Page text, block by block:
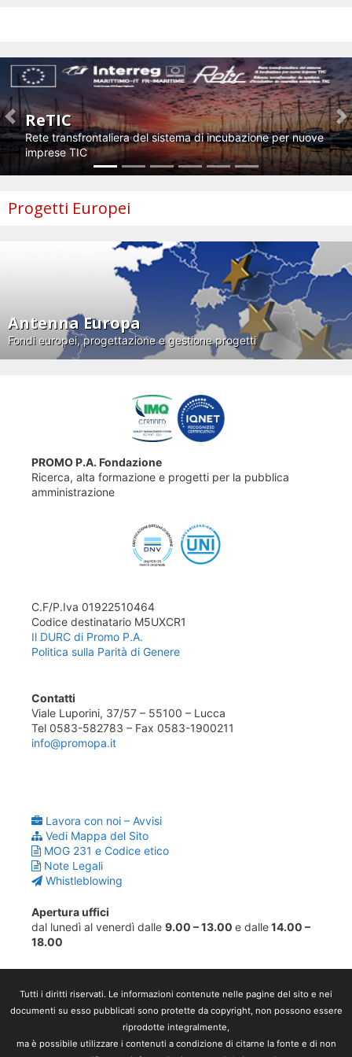
ReTIC
Rete transfrontaliera del sistema di incubazione per nuove
imprese TIC
Previous
Progetti Europei
Antenna Europa
Fondi europei, progettazione e gestione progetti
PROMO P.A. Fondazione
Ricerca, alta formazione e progetti per la pubblica
amministrazione
C.F/P.Iva 01922510464
Codice destinatario M5UXCR1
Il DURC di Promo P.A.
Politica sulla Parità di Genere
Contatti
Viale Luporini, 37/57 – 55100 – Lucca
Tel 0583-582783 – Fax 0583-1900211
info@promopa.it
Lavora con noi – Avvisi
Vedi Mappa del Sito
MOG 231 e Codice etico
Note Legali
Whistleblowing
Apertura uffici
dal lunedì al venerdì dalle 9.00 – 13.00 e dalle14.00 –
18.00
Tutti i diritti riservati. Le informazioni contenute nelle pagine del sito e nei
documenti su esso pubblicati sono protette da copyright, non possono essere
riprodotte integralmente,
ma è possibile utilizzare i contenuti a condizione di citarne la fonte e di non